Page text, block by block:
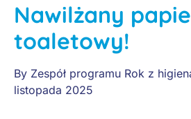
Nawilżany
toaletowy!
By Zespół programu Rok z
listopada 2025